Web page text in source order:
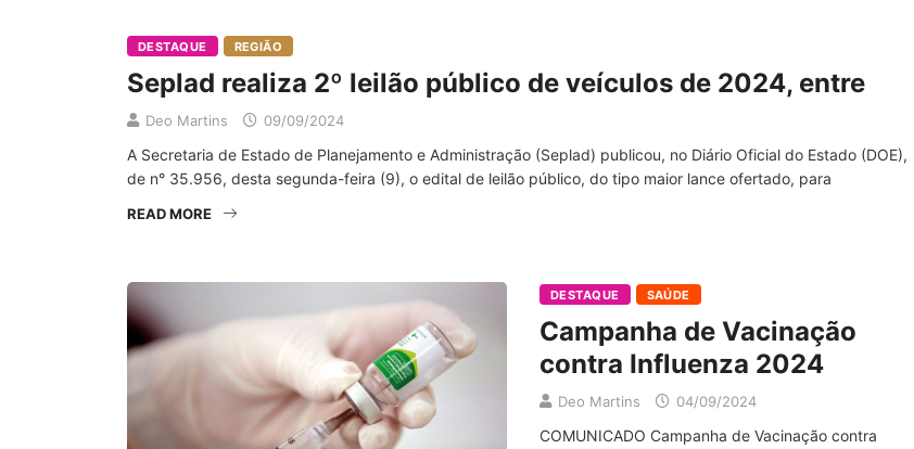
DESTAQUE REGIÃO
Seplad realiza 2º leilão público de veículos de 2024, entre
Deo Martins 09/09/2024
A Secretaria de Estado de Planejamento e Administração (Seplad) publicou, no Diário Oficial do Estado (DOE),
de n° 35.956, desta segunda-feira (9), o edital de leilão público, do tipo maior lance ofertado, para
READ MORE
DESTAQUE SAÚDE
Campanha de Vacinação
contra Influenza 2024
Deo Martins 04/09/2024
COMUNICADO Campanha de Vacinação contra